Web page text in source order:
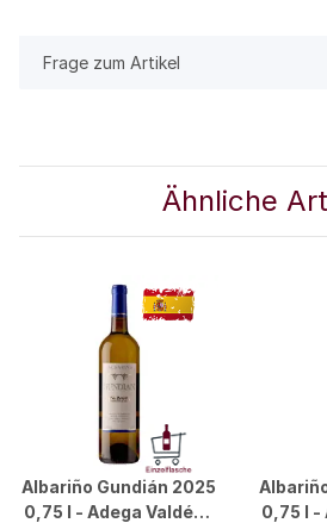
Frage zum Artikel
Ähnliche
Albariño Gundián 2025
0,75 l - Adega Valdés /
0,75 l -